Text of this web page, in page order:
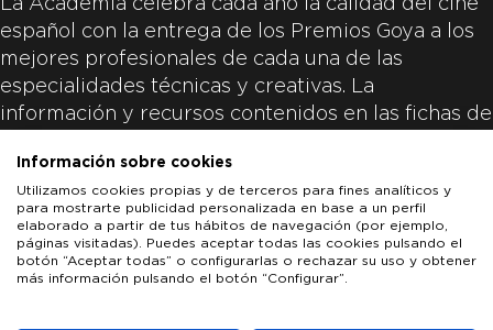
La Academia celebra cada año la calidad del cine
español con la entrega de los Premios Goya a los
mejores profesionales de cada una de las
especialidades técnicas y creativas. La
información y recursos contenidos en las fichas de
productoras de las películas y responsabilidad
única y exclusiva de las mismas.
Información sobre cookies
Utilizamos cookies propias y de terceros para fines analíticos y
para mostrarte publicidad personalizada en base a un perfil
elaborado a partir de tus hábitos de navegación (por ejemplo,
páginas visitadas). Puedes aceptar todas las cookies pulsando el
botón “Aceptar todas” o configurarlas o rechazar su uso y obtener
más información pulsando el botón “Configurar”.